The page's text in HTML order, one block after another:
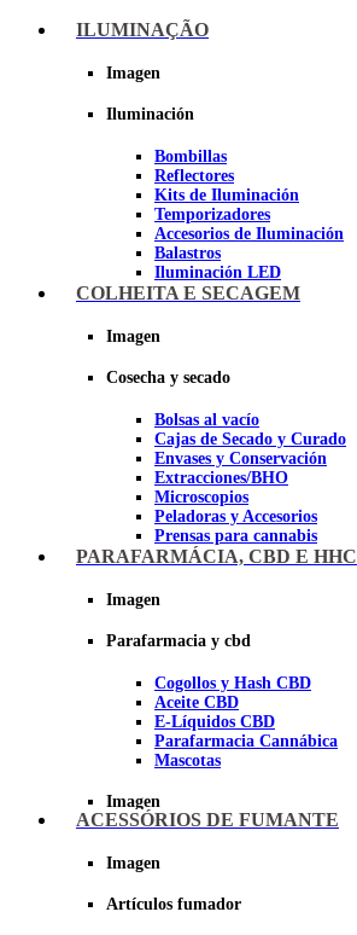
Imagen
ILUMINAÇÃO
Imagen
Iluminación
Bombillas
Reflectores
Kits de Iluminación
Temporizadores
Accesorios de Iluminación
Balastros
Iluminación LED
Iluminación LEC
COLHEITA E SECAGEM
Imagen
Cosecha y secado
Bolsas al vacío
Cajas de Secado y Curado
Envases y Conservación
Extracciones/BHO
Microscopios
Peladoras y Accesorios
Prensas para cannabis
Secadores de cogollos
PARAFARMÁCIA, CBD E HHC
Imagen
Parafarmacia y cbd
Cogollos y Hash CBD
Aceite CBD
E-Líquidos CBD
Parafarmacia Cannábica
Mascotas
Imagen
ACESSÓRIOS DE FUMANTE
Imagen
Artículos fumador